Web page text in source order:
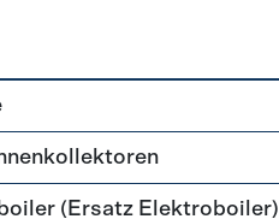
(Ersatz Elektroboiler)